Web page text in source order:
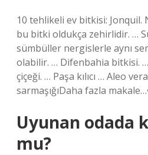
10 tehlikeli ev bitkisi:
bu bitki oldukça zehirlidir. …
sümbüller nergislerle aynı
olabilir. … Difenbahia bitkisi.
çiçeği. … Paşa kılıcı … Aleo
sarmaşığıDaha fazla
Uyunan odada
mu?